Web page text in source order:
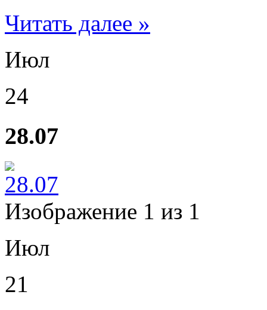
Читать далее »
Июл
24
28.07
Изображение 1 из 1
Июл
21